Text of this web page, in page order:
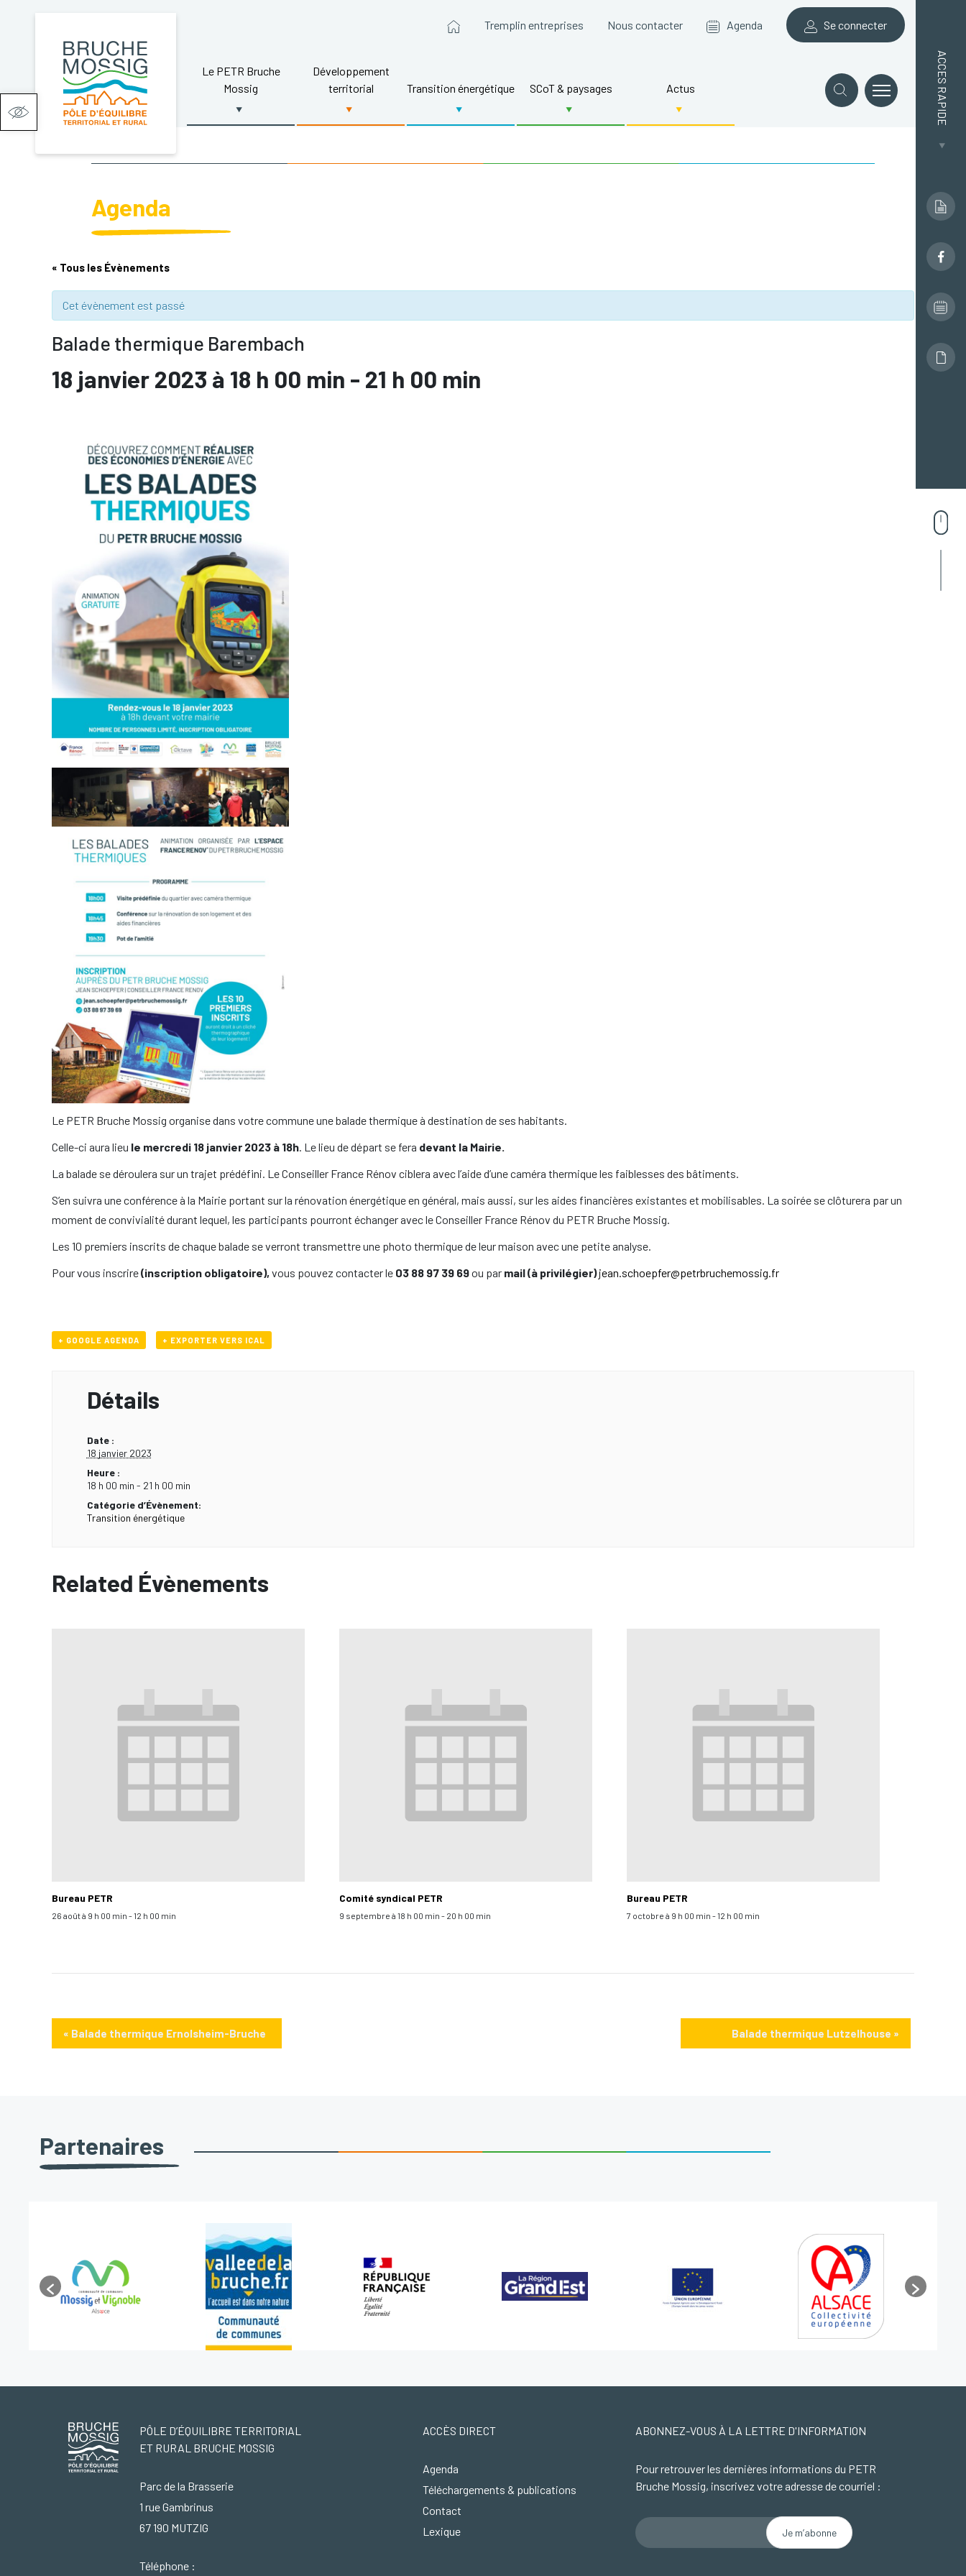
Ouvrir la barre d’outils
Tremplin entreprises Nous contacter Agenda Se connecter
Le PETR Bruche
Mossig
Développement
territorial
Transition énergétique SCoT & paysages Actus ACCES RAPIDE
Agenda
« Tous les Évènements
Cet évènement est passé
Balade thermique Barembach
18 janvier 2023 à 18 h 00 min - 21 h 00 min
Le PETR Bruche Mossig organise dans votre commune une balade thermique à destination de ses habitants.
Celle-ci aura lieu le mercredi 18 janvier 2023 à 18h. Le lieu de départ se fera devant la Mairie.
La balade se déroulera sur un trajet prédéfini. Le Conseiller France Rénov ciblera avec l’aide d’une caméra thermique les faiblesses des bâtiments.
S’en suivra une conférence à la Mairie portant sur la rénovation énergétique en général, mais aussi, sur les aides financières existantes et mobilisables. La soirée se clôturera par un
moment de convivialité durant lequel, les participants pourront échanger avec le Conseiller France Rénov du PETR Bruche Mossig.
Les 10 premiers inscrits de chaque balade se verront transmettre une photo thermique de leur maison avec une petite analyse.
Pour vous inscrire(inscription obligatoire), vous pouvez contacter le 03 88 97 39 69ou par mail (à privilégier) jean.schoepfer@petrbruchemossig.fr
+ GOOGLE AGENDA + EXPORTER VERS ICAL
Détails
Date :
18 janvier 2023
Heure :
18 h 00 min - 21 h 00 min
Catégorie d’Évènement:
Transition énergétique
Related Évènements
Bureau PETR
26 août à 9 h 00 min -12 h 00 min
Comité syndical PETR
9 septembre à 18 h 00 min - 20 h 00 min
Bureau PETR
7 octobre à 9 h 00 min -12 h 00 min
« Balade thermique Ernolsheim-Bruche Balade thermique Lutzelhouse »
Partenaires
PÔLE D’ÉQUILIBRE TERRITORIAL
ET RURAL BRUCHE MOSSIG
Parc de la Brasserie
1 rue Gambrinus
67 190 MUTZIG
Téléphone :
ACCÈS DIRECT
Agenda
Téléchargements & publications
Contact
Lexique
ABONNEZ-VOUS À LA LETTRE D'INFORMATION
Pour retrouver les dernières informations du PETR
Bruche Mossig, inscrivez votre adresse de courriel :